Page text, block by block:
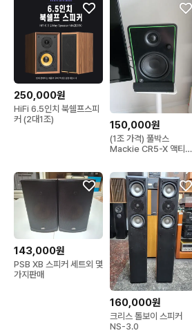
250,000원
HiFi 6.5인치 북쉘프스피
커 (2대1조)
150,000원
(1조 가격) 풀박스
Mackie CR5-X 액티브
143,000원
PSB XB 스피커 세트외 몇
가지판매
160,000원
크리스 톨보이 스피커
NS-3.0